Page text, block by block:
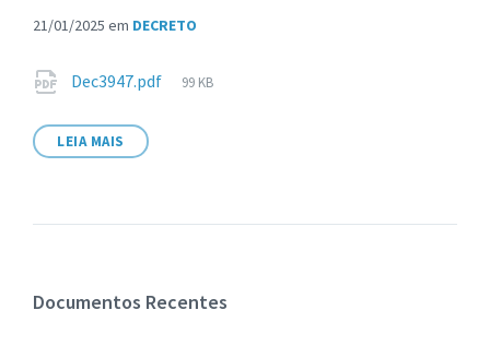
21/01/2025 em DECRETO
Anexos
Dec3947.pdf
Tamanho
99 KB
LEIA MAIS
Documentos Recentes